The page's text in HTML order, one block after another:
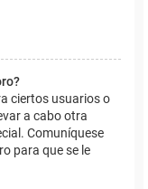
ciertos usuarios o
a cabo otra
Comuníquese
para que se le